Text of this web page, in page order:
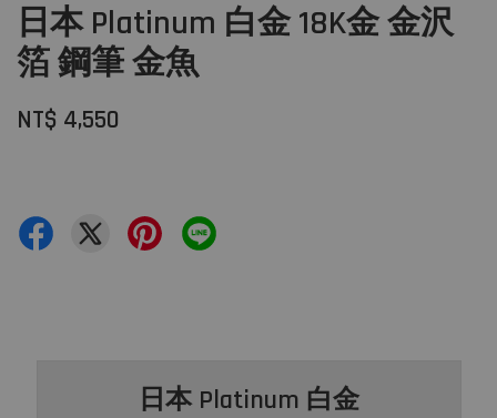
日本 Platinum 白金 18K金 金沢
箔 鋼筆 金魚
NT$ 4,550
日本 Platinum 白金